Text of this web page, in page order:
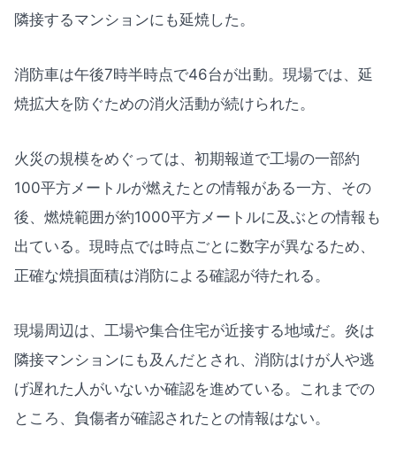
隣接するマンションにも延焼した。
消防車は午後7時半時点で46台が出動。現場では、延
焼拡大を防ぐための消火活動が続けられた。
火災の規模をめぐっては、初期報道で工場の一部約
100平方メートルが燃えたとの情報がある一方、その
後、燃焼範囲が約1000平方メートルに及ぶとの情報も
出ている。現時点では時点ごとに数字が異なるため、
正確な焼損面積は消防による確認が待たれる。
現場周辺は、工場や集合住宅が近接する地域だ。炎は
隣接マンションにも及んだとされ、消防はけが人や逃
げ遅れた人がいないか確認を進めている。これまでの
ところ、負傷者が確認されたとの情報はない。